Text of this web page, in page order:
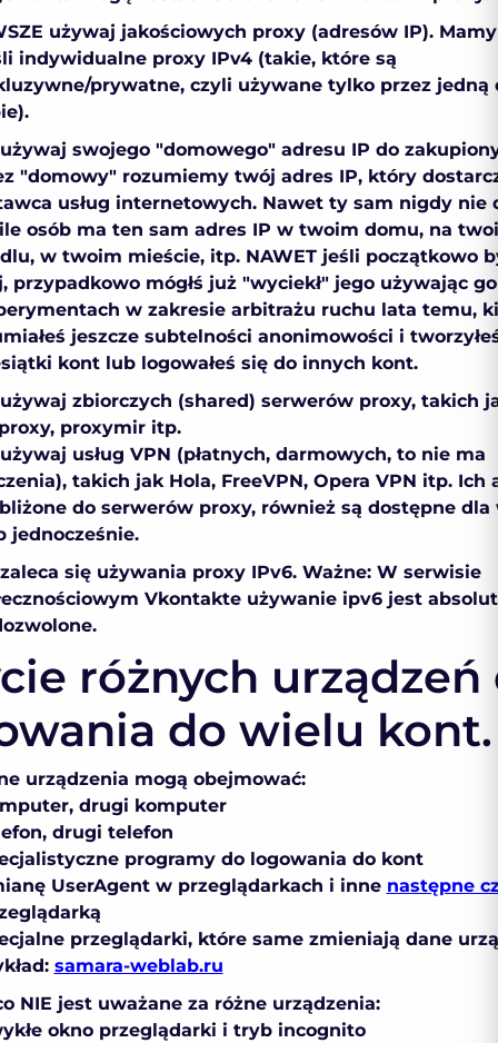
używaj jakościowych proxy (adresów IP).
indywidualne proxy IPv4 (takie, które są
prywatne, czyli używane tylko przez jedną
swojego "domowego" adresu IP do
"domowy" rozumiemy twój adres IP, który
usług internetowych. Nawet ty sam nigdy nie
osób ma ten sam adres IP w twoim domu, na
w twoim mieście, itp. NAWET jeśli początkowo
przypadkowo mógłś już "wyciekł" jego używając
w zakresie arbitrażu ruchu lata temu,
jeszcze subtelności anonimowości i
kont lub logowałeś się do innych kont.
zbiorczych (shared) serwerów proxy, takich
proxymir itp.
usług VPN (płatnych, darmowych, to nie ma
takich jak Hola, FreeVPN, Opera VPN itp. Ich
do serwerów proxy, również są dostępne dla
jednocześnie.
się używania proxy IPv6. Ważne: W serwisie
Vkontakte używanie ipv6 jest
różnych urządzeń
do wielu kont.
urządzenia mogą obejmować:
drugi komputer
drugi telefon
programy do logowania do kont
UserAgent w przeglądarkach i inne następne
przeglądarki, które same zmieniają dane
samara-weblab.ru
NIE jest uważane za różne urządzenia:
okno przeglądarki i tryb incognito